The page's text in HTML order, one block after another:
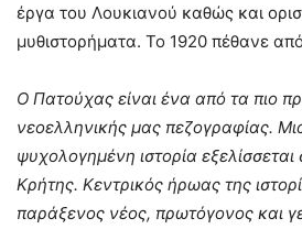
έργα του Λουκιανού καθώς και
μυθιστορήματα. Το 1920 πέθανε
Ο Πατούχας είναι ένα από τα πιο
νεοελληνικής μας πεζογραφίας.
ψυχολογημένη ιστορία
Κρήτης. Κεντρικός ήρωας της
παράξενος νέος, πρωτόγονος και